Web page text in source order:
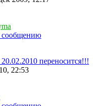
переносится!!!
22:53